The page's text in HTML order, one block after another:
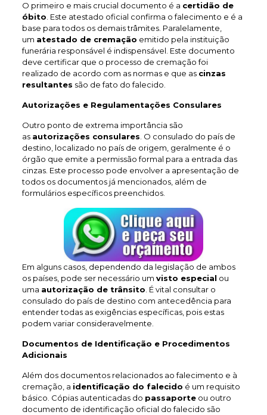
O primeiro e mais crucial documento é a certidão de
óbito . Este atestado oficial confirma o falecimento e é a
base para todos os demais trâmites. Paralelamente,
um atestado de cremação emitido pela instituição
funerária responsável é indispensável. Este documento
deve certificar que o processo de cremação foi
realizado de acordo com as normas e que as cinzas
resultantes são de fato do falecido.
Autorizações e Regulamentações Consulares
Outro ponto de extrema importância são
as autorizações consulares . O consulado do país de
destino, localizado no país de origem, geralmente é o
órgão que emite a permissão formal para a entrada das
cinzas. Este processo pode envolver a apresentação de
todos os documentos já mencionados, além de
formulários específicos preenchidos.
Em alguns casos, dependendo da legislação de ambos
os países, pode ser necessário um visto especial ou
uma autorização de trânsito . É vital consultar o
consulado do país de destino com antecedência para
entender todas as exigências específicas, pois estas
podem variar consideravelmente.
Documentos de Identificação e Procedimentos
Adicionais
Além dos documentos relacionados ao falecimento e à
cremação, a identificação do falecido é um requisito
básico. Cópias autenticadas do passaporteou outro
documento de identificação oficial do falecido são